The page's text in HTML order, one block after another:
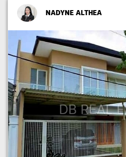
NADYNE ALTHEA